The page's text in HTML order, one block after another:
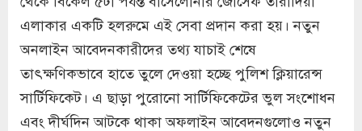
এলাকার একটি হলরুমে এই সেবা প্রদান করা হয়। নতুন
অনলাইন আবেদনকারীদের তথ্য যাচাই শেষে
তাৎক্ষণিকভাবে হাতে তুলে দেওয়া হচ্ছে পুলিশ ক্লিয়ারেন্স
সার্টিফিকেট। এ ছাড়া পুরোনো সার্টিফিকেটের ভুল সংশোধন
এবং দীর্ঘদিন আটকে থাকা অফলাইন আবেদনগুলোও নতুন